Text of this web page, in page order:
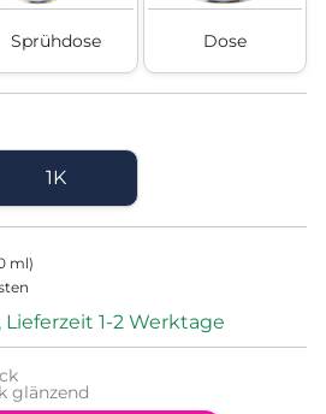
Sprühdose Dose
1K
ml)
1-2 Werktage
glänzend